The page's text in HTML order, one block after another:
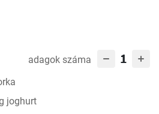
adagok száma 1
joghurt